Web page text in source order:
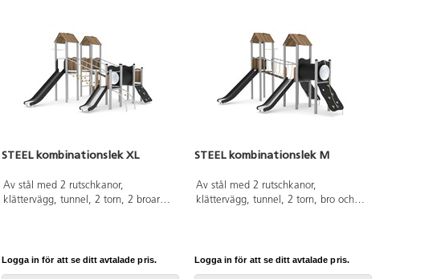
STEEL kombinationslek XL
Av stål med 2 rutschkanor,
klättervägg, tunnel, 2 torn, 2 broar
medföljande manualen användas.
Den senaste versionen finns att tillgå
Logga in för att se ditt avtalade pris.
STEEL kombinationslek M
Av stål med 2 rutschkanor,
klättervägg, tunnel, 2 torn, bro och
medföljande manualen användas.
Den senaste versionen finns att tillgå
Logga in för att se ditt avtalade pris.